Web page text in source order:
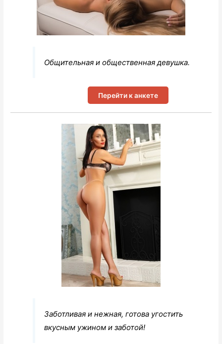
Общительная и общественная девушка.
Перейти к анкете
Заботливая и нежная, готова угостить
вкусным ужином и заботой!